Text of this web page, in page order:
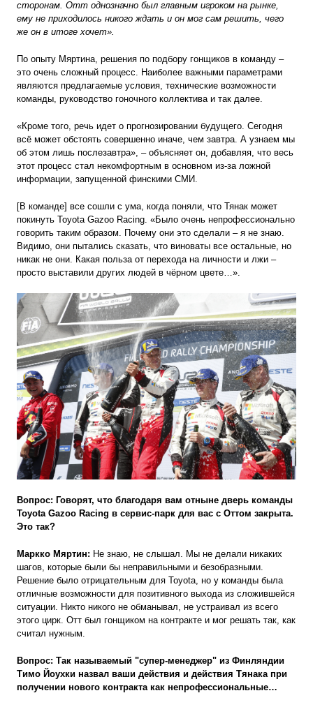
сторонам. Отт однозначно был главным игроком на рынке,
ему не приходилось никого ждать и он мог сам решить, чего
же он в итоге хочет».
По опыту Мяртина, решения по подбору гонщиков в команду –
это очень сложный процесс. Наиболее важными параметрами
являются предлагаемые условия, технические возможности
команды, руководство гоночного коллектива и так далее.
«Кроме того, речь идет о прогнозировании будущего. Сегодня
всё может обстоять совершенно иначе, чем завтра. А узнаем мы
об этом лишь послезавтра», – объясняет он, добавляя, что весь
этот процесс стал некомфортным в основном из-за ложной
информации, запущенной финскими СМИ.
[В команде] все сошли с ума, когда поняли, что Тянак может
покинуть Toyota Gazoo Racing. «Было очень непрофессионально
говорить таким образом. Почему они это сделали – я не знаю.
Видимо, они пытались сказать, что виноваты все остальные, но
никак не они. Какая польза от перехода на личности и лжи –
просто выставили других людей в чёрном цвете…».
Вопрос: Говорят, что благодаря вам отныне дверь команды
Toyota Gazoo Racing в сервис-парк для вас с Оттом закрыта.
Это так?
Маркко Мяртин: Не знаю, не слышал. Мы не делали никаких
шагов, которые были бы неправильными и безобразными.
Решение было отрицательным для Toyota, но у команды была
отличные возможности для позитивного выхода из сложившейся
ситуации. Никто никого не обманывал, не устраивал из всего
этого цирк. Отт был гонщиком на контракте и мог решать так, как
считал нужным.
Вопрос: Так называемый "супер-менеджер" из Финляндии
Тимо Йоухки назвал ваши действия и действия Тянака при
получении нового контракта как непрофессиональные…